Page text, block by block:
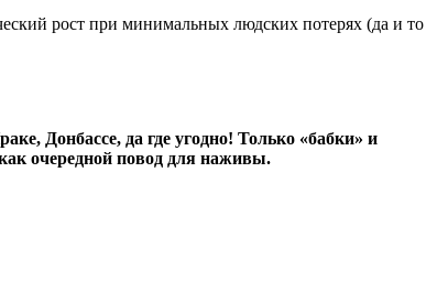
рост при минимальных людских потерях (да и то
Донбассе, да где угодно! Только «бабки» и
очередной повод для наживы.